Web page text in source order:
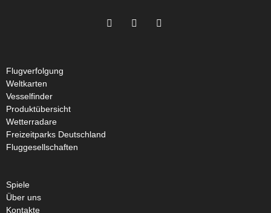
Flugverfolgung
Weltkarten
Vesselfinder
Produktübersicht
Wetterradare
Freizeitparks Deutschland
Fluggesellschaften
Spiele
Über uns
Kontakte